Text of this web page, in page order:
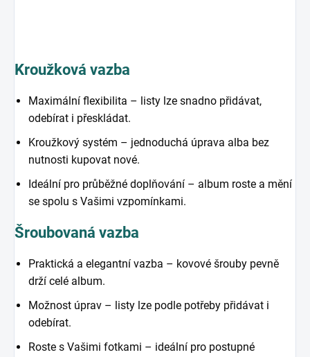
Kroužková vazba
Maximální flexibilita – listy lze snadno přidávat,
odebírat i přeskládat.
Kroužkový systém – jednoduchá úprava alba bez
nutnosti kupovat nové.
Ideální pro průběžné doplňování – album roste a mění
se spolu s Vašimi vzpomínkami.
Šroubovaná vazba
Praktická a elegantní vazba – kovové šrouby pevně
drží celé album.
Možnost úprav – listy lze podle potřeby přidávat i
odebírat.
Roste s Vašimi fotkami – ideální pro postupné